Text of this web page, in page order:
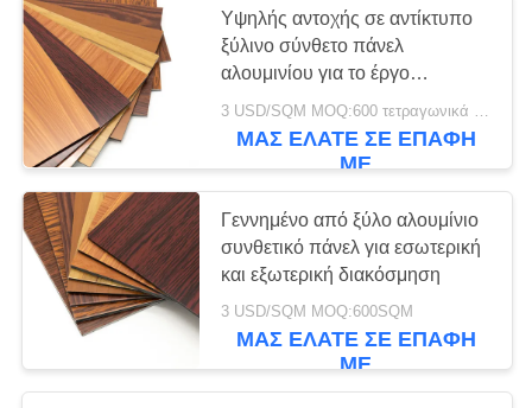
ΠΕΡΙΟΔΕΊΑ
ΣΤΟ
ΕΡΓΟΣΤΆΣΙΟ
ΈΛΕΓΧΟΣ
ΠΟΙΌΤΗΤΑΣ
ΕΠΙΚΟΙΝΩΝΉΣΤΕ
ΜΑΖΊ
Σύνθετη επιτροπή
αργιλίου PVDF
Ξύλινη σύνθετη
επιτροπή αργιλίου
109
Υψηλής αντοχής σε αντίκτυπο
ξύλινο σύνθετο πάνελ
αλουμινίου για το έργο
κατασκευής σας
3 USD/SQM MOQ:600 τετραγωνικά μέτρα
ΜΑΣ ΕΛΆΤΕ ΣΕ ΕΠΑΦΉ
ΜΕ
Γεννημένο από ξύλο αλουμίνιο
συνθετικό πάνελ για εσωτερική
και εξωτερική διακόσμηση
3 USD/SQM MOQ:600SQM
ΜΑΣ ΕΛΆΤΕ ΣΕ ΕΠΑΦΉ
ΜΕ